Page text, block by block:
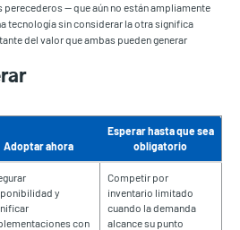
— que aún no están ampliamente
tecnología sin considerar la otra significa
del valor que ambas pueden generar
Adoptar ahora
Esperar hasta que sea
obligatorio
y
con
Competir por
inventario limitado
cuando la demanda
alcance su punto